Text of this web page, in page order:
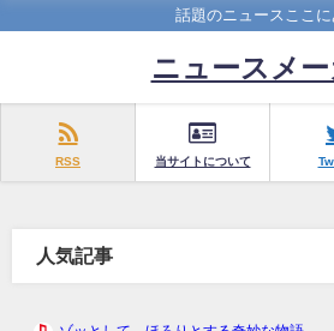
話題のニュースここに
ニュースメ
RSS 当サイトについて
人気記事